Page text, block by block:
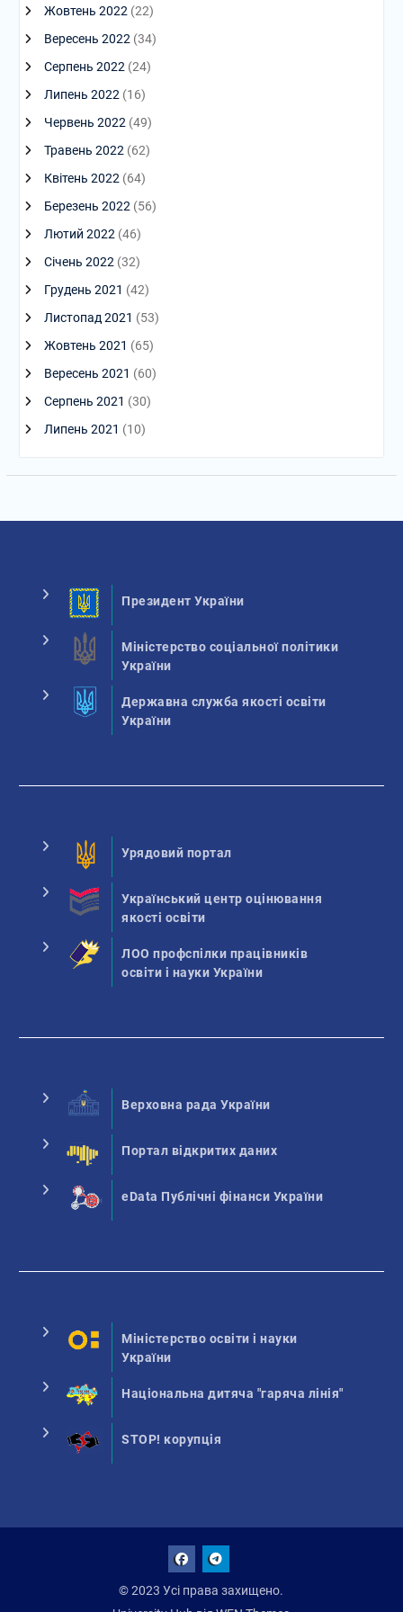
Жовтень 2022 (22)
Вересень 2022 (34)
Серпень 2022 (24)
Липень 2022 (16)
Червень 2022 (49)
Травень 2022 (62)
Квітень 2022 (64)
Березень 2022 (56)
Лютий 2022 (46)
Січень 2022 (32)
Грудень 2021 (42)
Листопад 2021 (53)
Жовтень 2021 (65)
Вересень 2021 (60)
Серпень 2021 (30)
Липень 2021 (10)
Президент України
Міністерство соціальної політики
України
Державна служба якості освіти
України
Урядовий портал
Український центр оцінювання
якості освіти
ЛОО профспілки працівників
освіти і науки України
Верховна рада України
Портал відкритих даних
eData Публічні фінанси України
Міністерство освіти і науки
України
Національна дитяча "гаряча лінія"
STOP! корупція
© 2023 Усі права захищено.